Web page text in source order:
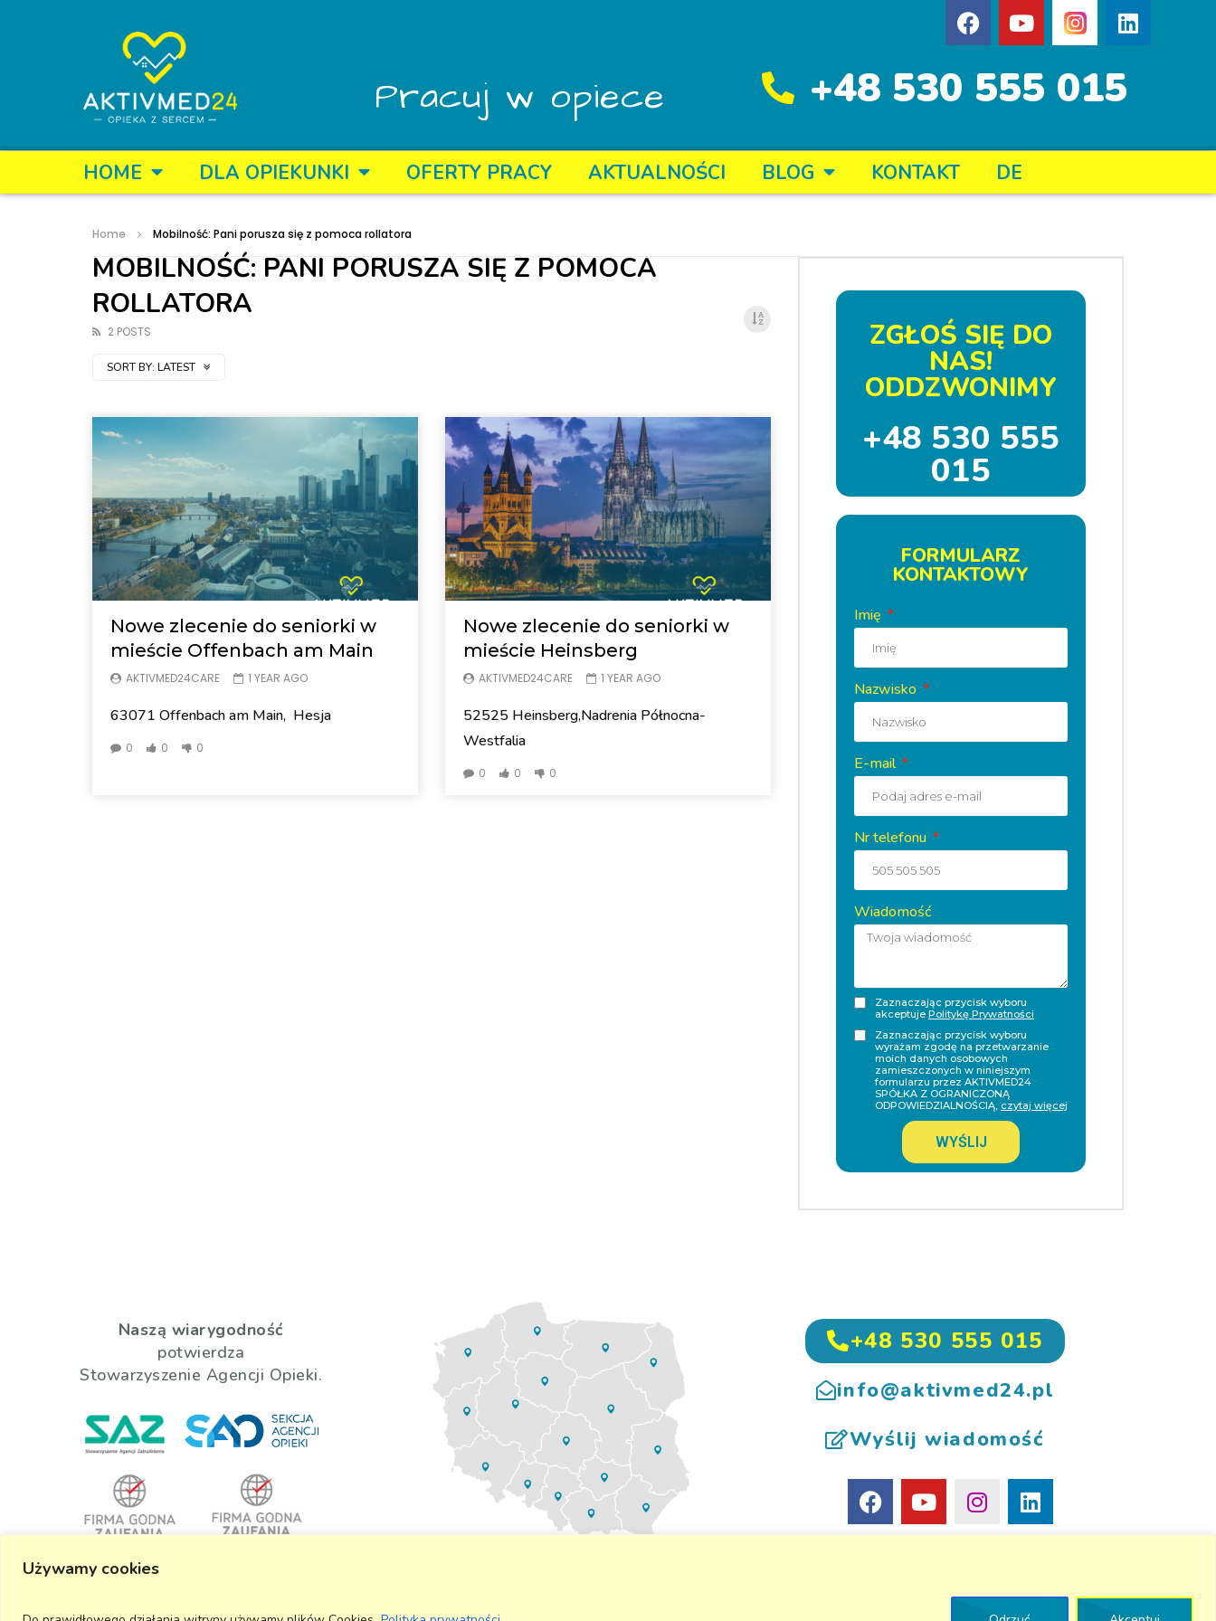
Używamy cookies
Pracuj w opiece +48 530 555 015
HOME DLA OPIEKUNKI OFERTY PRACY AKTUALNOŚCI BLOG KONTAKT DE
Home Mobilność: Pani porusza się z pomoca rollatora
MOBILNOŚĆ: PANI PORUSZA SIĘ Z POMOCA
ROLLATORA
2 POSTS
SORT BY: LATEST
Nowe zlecenie do seniorki w
mieście Offenbach am Main
AKTIVMED24CARE 1 YEAR AGO
63071 Offenbach am Main, Hesja
0 0 0
Nowe zlecenie do seniorki w
mieście Heinsberg
AKTIVMED24CARE 1 YEAR AGO
52525 Heinsberg,Nadrenia Północna-
Westfalia
0 0 0
ZGŁOŚ SIĘ DO
NAS!
ODDZWONIMY
+48 530 555
015
FORMULARZ
KONTAKTOWY
Imię
Nazwisko
E-mail
Nr telefonu
Wiadomość
Zaznaczając przycisk wyboru
akceptuje Politykę Prywatności
Zaznaczając przycisk wyboru
wyrażam zgodę na przetwarzanie
moich danych osobowych
zamieszczonych w niniejszym
formularzu przez AKTIVMED24
SPÓŁKA Z OGRANICZONĄ
ODPOWIEDZIALNOŚCIĄ, czytaj więcej
WYŚLIJ
Naszą wiarygodność
potwierdza
Stowarzyszenie Agencji Opieki.
+48 530 555 015
info@aktivmed24.pl
Wyślij wiadomość